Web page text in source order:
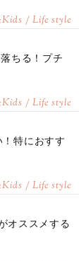
Kids / Life style
ちる！プチ
Kids / Life style
！特におすす
Kids / Life style
オススメする